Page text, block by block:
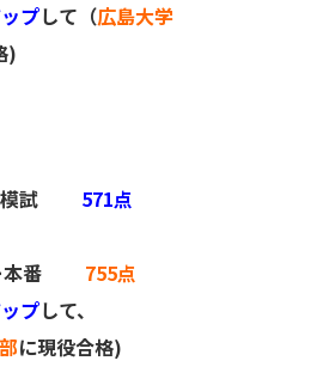
プして（広島大学
)
試
571点
本番 755点
プして、
に現役合格)